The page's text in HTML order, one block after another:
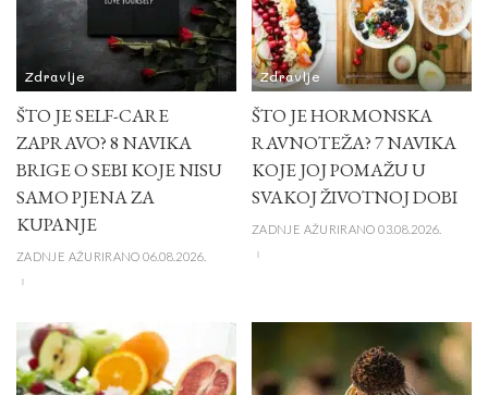
Zdravlje
ŠTO JE SELF-CARE
ZAPRAVO? 8 NAVIKA
BRIGE O SEBI KOJE NISU
SAMO PJENA ZA
KUPANJE
ZADNJE AŽURIRANO 06.08.2026.
Zdravlje
ŠTO JE HORMONSKA
RAVNOTEŽA? 7 NAVIKA
KOJE JOJ POMAŽU U
SVAKOJ ŽIVOTNOJ DOBI
ZADNJE AŽURIRANO 03.08.2026.